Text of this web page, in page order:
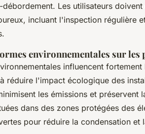
Les utilisateurs
incluant l'inspection régulière
environnementales sur les
influencent
réduire l'impact écologique des
les émissions et préservent
dans des zones protégées des
pour réduire la condensation et